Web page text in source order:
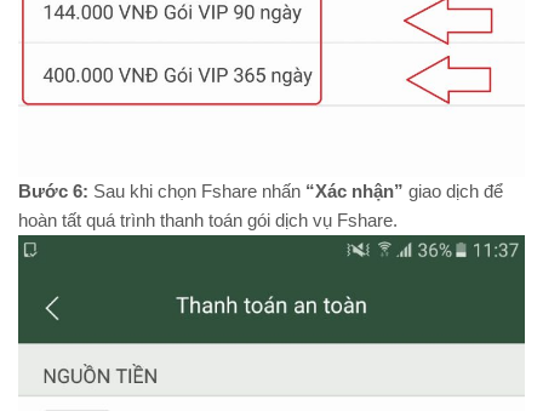
Bước 6: Sau khi chọn Fshare nhấn “Xác nhận” giao dịch để
hoàn tất quá trình thanh toán gói dịch vụ Fshare.